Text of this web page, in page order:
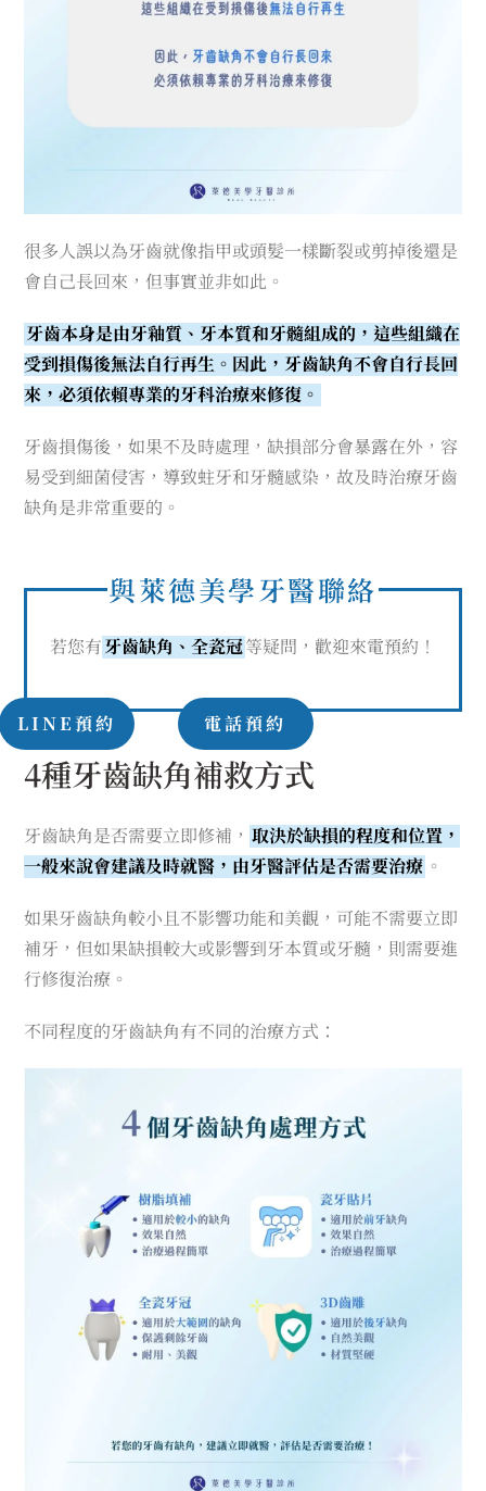
很多人誤以為牙齒就像指甲或頭髮一樣斷裂或剪掉後還是
會自己長回來，但事實並非如此。
牙齒本身是由牙釉質、牙本質和牙髓組成的，這些組織在
受到損傷後無法自行再生。因此，牙齒缺角不會自行長回
來，必須依賴專業的牙科治療來修復。
牙齒損傷後，如果不及時處理，缺損部分會暴露在外，容
易受到細菌侵害，導致蛀牙和牙髓感染，故及時治療牙齒
缺角是非常重要的。
與萊德美學牙醫聯絡
若您有牙齒缺角、全瓷冠等疑問，歡迎來電預約！
LINE預約 電話預約
4種牙齒缺角補救方式
牙齒缺角是否需要立即修補， 取決於缺損的程度和位置，
一般來說會建議及時就醫，由牙醫評估是否需要治療 。
如果牙齒缺角較小且不影響功能和美觀，可能不需要立即
補牙，但如果缺損較大或影響到牙本質或牙髓，則需要進
行修復治療。
不同程度的牙齒缺角有不同的治療方式：